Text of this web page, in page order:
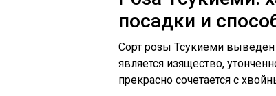
посадки и
Сорт розы Тсукиеми
является изящество,
прекрасно сочетается с